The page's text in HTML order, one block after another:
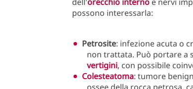
possono interessarla:
Petrosite: infezione acuta o
non trattata. Può portare a
vertigini, con possibile
Colesteatoma: tumore